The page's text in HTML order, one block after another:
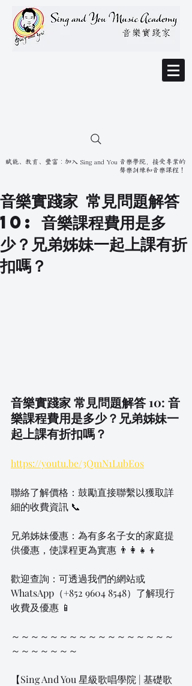
賦能、教育、豐富：加入 Sing and You 音樂學院，接受專業的
聲樂訓練和音樂課程！
音樂實踐家 常見問題解答
10: 音樂課程費用是多
少？兄弟姊妹一起上課有折
扣嗎？
音樂實踐家 常見問題解答 10: 音
樂課程費用是多少？兄弟姊妹一
起上課有折扣嗎？
https://youtu.be/3QmN1LubEos
聯絡了解價格：鼓勵直接聯繫以獲取詳
細的收費資訊 📞
兄弟姊妹優惠：為有多名子女的家庭提
供優惠，使課程更為實惠 👨‍👩‍👧‍👦
歡迎查詢：可透過我們的網站或
WhatsApp（+852 9604 8548）了解現行
收費及優惠 📱
～～～～～～～～～～～～～～～～～
～～～～～～～
【Sing And You 星級歌唱學院 | 基礎歌